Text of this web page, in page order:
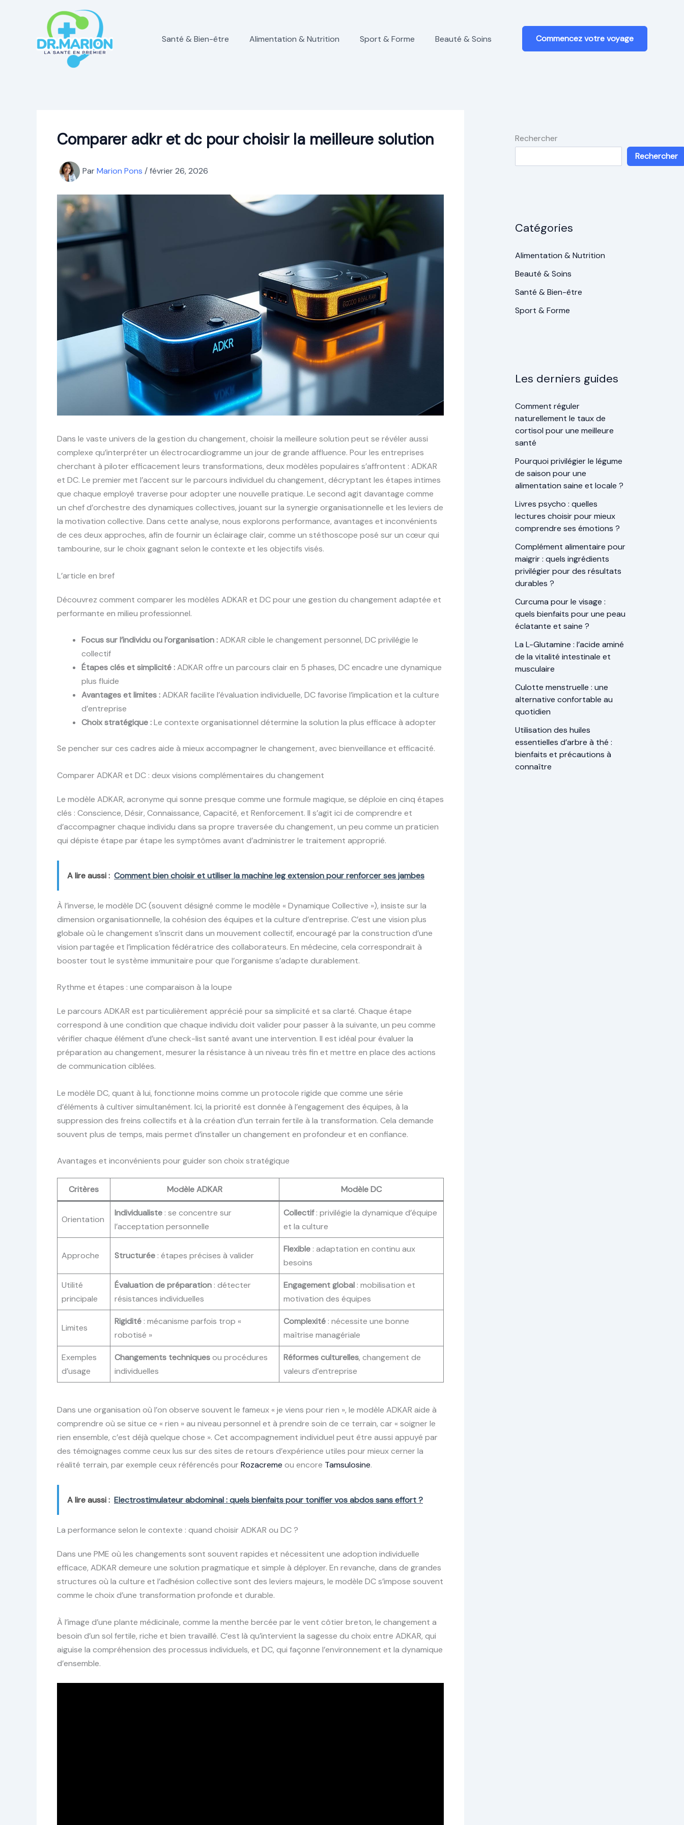
Santé & Bien-être Alimentation & Nutrition Sport & Forme Beauté & Soins Commencez votre voyage
Comparer adkr et dc pour choisir la meilleure solution
ParMarion Pons /février 26, 2026
Dans le vaste univers de la gestion du changement, choisir la meilleure solution peut se révéler aussi
complexe qu’interpréter un électrocardiogramme un jour de grande affluence. Pour les entreprises
cherchant à piloter efficacement leurs transformations, deux modèles populaires s’affrontent : ADKAR
et DC. Le premier met l’accent sur le parcours individuel du changement, décryptant les étapes intimes
que chaque employé traverse pour adopter une nouvelle pratique. Le second agit davantage comme
un chef d’orchestre des dynamiques collectives, jouant sur la synergie organisationnelle et les leviers de
la motivation collective. Dans cette analyse, nous explorons performance, avantages et inconvénients
de ces deux approches, afin de fournir un éclairage clair, comme un stéthoscope posé sur un cœur qui
tambourine, sur le choix gagnant selon le contexte et les objectifs visés.
L’article en bref
Découvrez comment comparer les modèles ADKAR et DC pour une gestion du changement adaptée et
performante en milieu professionnel.
Focus sur l’individu ou l’organisation :ADKAR cible le changement personnel, DC privilégie le
collectif
Étapes clés et simplicité :ADKAR offre un parcours clair en 5 phases, DC encadre une dynamique
plus fluide
Avantages et limites :ADKAR facilite l’évaluation individuelle, DC favorise l’implication et la culture
d’entreprise
Choix stratégique :Le contexte organisationnel détermine la solution la plus efficace à adopter
Se pencher sur ces cadres aide à mieux accompagner le changement, avec bienveillance et efficacité.
Comparer ADKAR et DC : deux visions complémentaires du changement
Le modèle ADKAR, acronyme qui sonne presque comme une formule magique, se déploie en cinq étapes
clés : Conscience, Désir, Connaissance, Capacité, et Renforcement. Il s’agit ici de comprendre et
d’accompagner chaque individu dans sa propre traversée du changement, un peu comme un praticien
qui dépiste étape par étape les symptômes avant d’administrer le traitement approprié.
A lire aussi : Comment bien choisir et utiliser la machine leg extension pour renforcer ses jambes
À l’inverse, le modèle DC (souvent désigné comme le modèle « Dynamique Collective »), insiste sur la
dimension organisationnelle, la cohésion des équipes et la culture d’entreprise. C’est une vision plus
globale où le changement s’inscrit dans un mouvement collectif, encouragé par la construction d’une
vision partagée et l’implication fédératrice des collaborateurs. En médecine, cela correspondrait à
booster tout le système immunitaire pour que l’organisme s’adapte durablement.
Rythme et étapes : une comparaison à la loupe
Le parcours ADKAR est particulièrement apprécié pour sa simplicité et sa clarté. Chaque étape
correspond à une condition que chaque individu doit valider pour passer à la suivante, un peu comme
vérifier chaque élément d’une check-list santé avant une intervention. Il est idéal pour évaluer la
préparation au changement, mesurer la résistance à un niveau très fin et mettre en place des actions
de communication ciblées.
Le modèle DC, quant à lui, fonctionne moins comme un protocole rigide que comme une série
d’éléments à cultiver simultanément. Ici, la priorité est donnée à l’engagement des équipes, à la
suppression des freins collectifs et à la création d’un terrain fertile à la transformation. Cela demande
souvent plus de temps, mais permet d’installer un changement en profondeur et en confiance.
Avantages et inconvénients pour guider son choix stratégique
Critères Modèle ADKAR Modèle DC
Orientation
Individualiste : se concentre sur
l’acceptation personnelle
Collectif: privilégie la dynamique d’équipe
et la culture
Approche Structurée : étapes précises à valider
Flexible : adaptation en continu aux
besoins
Utilité
principale
Évaluation de préparation : détecter
résistances individuelles
Engagement global : mobilisation et
motivation des équipes
Limites
Rigidité : mécanisme parfois trop «
robotisé »
Complexité : nécessite une bonne
maîtrise managériale
Exemples
d’usage
Changements techniquesou procédures
individuelles
Réformes culturelles, changement de
valeurs d’entreprise
Dans une organisation où l’on observe souvent le fameux « je viens pour rien », le modèle ADKAR aide à
comprendre où se situe ce « rien » au niveau personnel et à prendre soin de ce terrain, car « soigner le
rien ensemble, c’est déjà quelque chose ». Cet accompagnement individuel peut être aussi appuyé par
des témoignages comme ceux lus sur des sites de retours d’expérience utiles pour mieux cerner la
réalité terrain, par exemple ceux référencés pourRozacreme ou encore Tamsulosine.
A lire aussi : Electrostimulateur abdominal : quels bienfaits pour tonifier vos abdos sans effort ?
La performance selon le contexte : quand choisir ADKAR ou DC ?
Dans une PME où les changements sont souvent rapides et nécessitent une adoption individuelle
efficace, ADKAR demeure une solution pragmatique et simple à déployer. En revanche, dans de grandes
structures où la culture et l’adhésion collective sont des leviers majeurs, le modèle DC s’impose souvent
comme le choix d’une transformation profonde et durable.
À l’image d’une plante médicinale, comme la menthe bercée par le vent côtier breton, le changement a
besoin d’un sol fertile, riche et bien travaillé. C’est là qu’intervient la sagesse du choix entre ADKAR, qui
aiguise la compréhension des processus individuels, et DC, qui façonne l’environnement et la dynamique
d’ensemble.
Rechercher
Rechercher
Catégories
Alimentation & Nutrition
Beauté & Soins
Santé & Bien-être
Sport & Forme
Les derniers guides
Comment réguler
naturellement le taux de
cortisol pour une meilleure
santé
Pourquoi privilégier le légume
de saison pour une
alimentation saine et locale ?
Livres psycho : quelles
lectures choisir pour mieux
comprendre ses émotions ?
Complément alimentaire pour
maigrir : quels ingrédients
privilégier pour des résultats
durables ?
Curcuma pour le visage :
quels bienfaits pour une peau
éclatante et saine ?
La L-Glutamine : l’acide aminé
de la vitalité intestinale et
musculaire
Culotte menstruelle : une
alternative confortable au
quotidien
Utilisation des huiles
essentielles d’arbre à thé :
bienfaits et précautions à
connaître